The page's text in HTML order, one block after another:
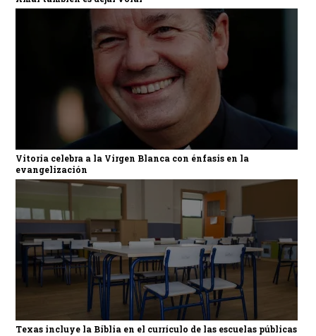
Vitoria celebra a la Virgen Blanca con énfasis en la
evangelización
Texas incluye la Biblia en el currículo de las escuelas públicas